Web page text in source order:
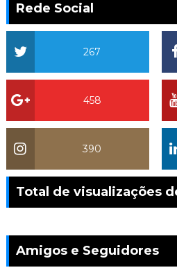
Rede Social
267
458
390
Total de visualizações
Amigos e Seguidores